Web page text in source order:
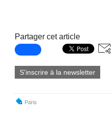
Partager cet article
S'inscrire à la newsletter
Paris